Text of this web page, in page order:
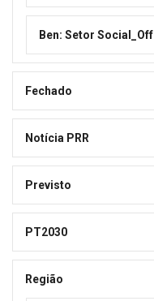
Ben: Setor Social_Off
Fechado
Notícia PRR
Previsto
PT2030
Região